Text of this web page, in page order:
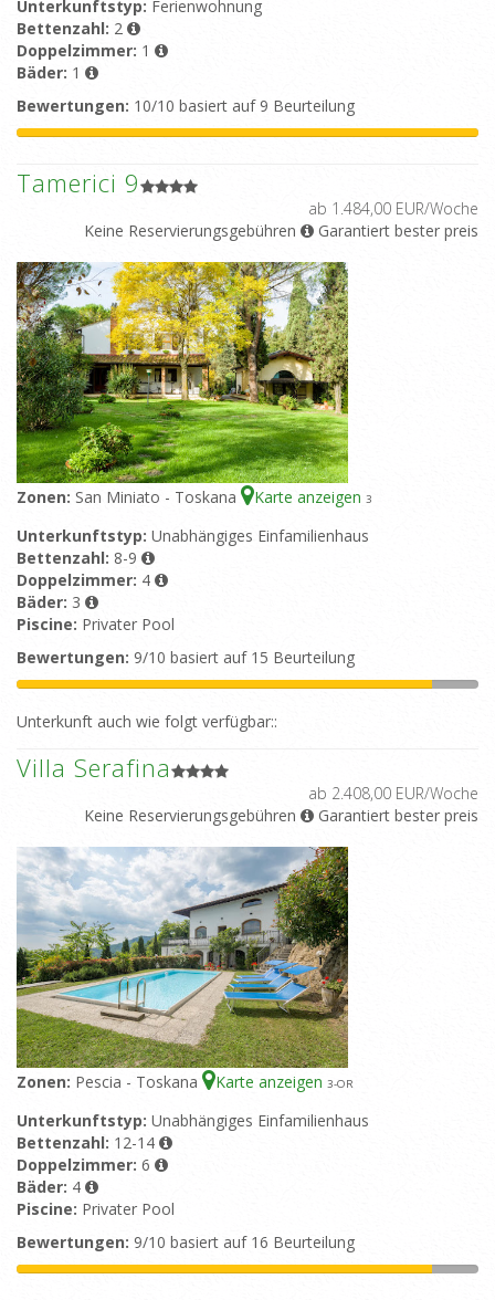
Unterkunftstyp: Ferienwohnung
Bettenzahl: 2
Doppelzimmer: 1
Bäder: 1
Bewertungen: 10/10 basiert auf 9 Beurteilung
Tamerici 9
ab 1.484,00 EUR/Woche
Keine Reservierungsgebühren
Garantiert bester preis
Zonen: San Miniato - Toskana Karte anzeigen 3
Unterkunftstyp: Unabhängiges Einfamilienhaus
Bettenzahl: 8-9
Doppelzimmer: 4
Bäder: 3
Piscine: Privater Pool
Bewertungen: 9/10 basiert auf 15 Beurteilung
Unterkunft auch wie folgt verfügbar::
Villa Serafina
ab 2.408,00 EUR/Woche
Keine Reservierungsgebühren
Garantiert bester preis
Zonen: Pescia - Toskana Karte anzeigen 3-OR
Unterkunftstyp: Unabhängiges Einfamilienhaus
Bettenzahl: 12-14
Doppelzimmer: 6
Bäder: 4
Piscine: Privater Pool
Bewertungen: 9/10 basiert auf 16 Beurteilung